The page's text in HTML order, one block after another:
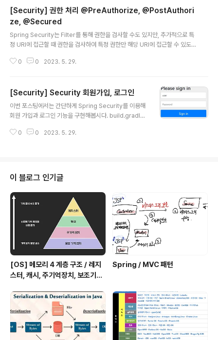
[Security] 권한 처리 @PreAuthorize, @PostAuthori
ze, @Secured
Spring Security는 Filter를 통해 권한을 검사할 수도 있지만, 추가적으로 특
정 URI에 접근할 때 권한을 검사하여 특정 권한만 해당 URI에 접근할 수 있도록
iguration이 붙은 설정파일에 아래와 같이 @EnableGlobalMethodSecur
ration @EnableGlobalMethodSecurity(securedEnabled = true, //
@Secured 활성화 prePostEnabled = true // @PreAuthorized..
0 0 2023. 5. 29.
[Security] Security 회원가입, 로그인
이번 포스팅에서는 간단하게 Spring Security를 이용해
회원 가입과 로그인 기능을 구현해봅시다. build.gradle
mework.boot:spring-boot-starter-security'testI
정됩니다.2. 별도의 설정이나 구현을 하지 않아도 기본적
인 웹 보안 기능이 서버에 연동됩니다.3. 모든 요청은 인증
이 되어야 접근 가능4. 기본 로그인 페이지 제공 + applic
ation.properties에..
0 0 2023. 5. 29.
이 블로그 인기글
[OS] 메모리 4 계층 구조 / 레지
스터, 캐시, 주기억장치, 보조기억
Spring / MVC 패턴